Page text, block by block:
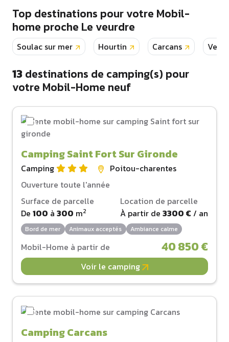
Top destinations pour votre Mobil-
home proche Le veurdre
Soulac sur mer Hourtin Carcans
13destinations de camping(s) pour
votre Mobil-Home neuf
Camping Saint Fort Sur Gironde
Camping
Poitou-charentes
Ouverture toute l'année
Surface de parcelle
De 100 à 300 m2
Location de parcelle
À partir de 3300 € / an
Bord de mer Animaux acceptés Ambiance calme
Mobil-Home à partir de 40 850 €
Voir le camping
Camping Carcans